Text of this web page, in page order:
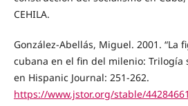
CEHILA.
González-Abellás, Miguel. 2001. “La
cubana en el fin del milenio: Trilogía
en Hispanic Journal: 251-262.
https://www.jstor.org/stable/44284661